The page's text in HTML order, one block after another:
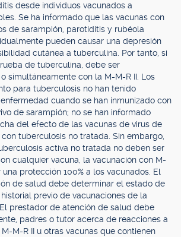
desde individuos vacunados a
Se ha informado que las vacunas con
de sarampión, parotiditis y rubéola
pueden causar una depresión
cutánea a tuberculina. Por tanto, si
de tuberculina, debe ser
simultáneamente con la M-M-R II. Los
para tuberculosis no han tenido
cuando se han inmunizado con
de sarampión; no se han informado
del efecto de las vacunas de virus de
tuberculosis no tratada. Sin embargo,
activa no tratada no deben ser
cualquier vacuna, la vacunación con M-
protección 100% a los vacunados. El
de salud debe determinar el estado de
previo de vacunaciones de la
prestador de atención de salud debe
padres o tutor acerca de reacciones a
M-R II u otras vacunas que contienen